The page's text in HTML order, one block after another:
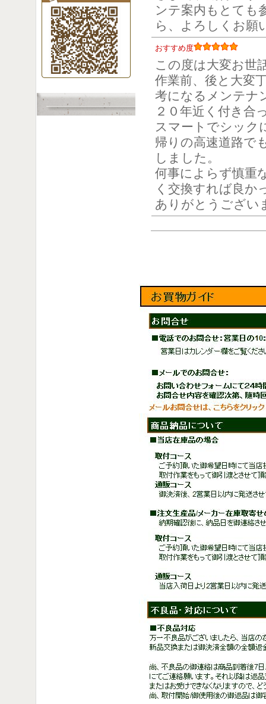
ンテ案内もとても
ら、よろしくお
おすすめ度
この度は大変お世
作業前、後と大変
考になるメンテナ
２０年近く付き合
スマートでシッ
帰りの高速道路で
しました。
何事によらず慎重
く交換すれば良か
ありがとうござい